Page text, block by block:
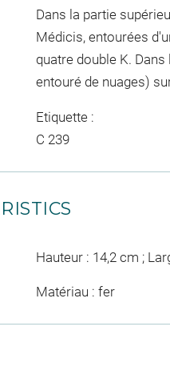
Dans la partie
Médicis, entourées
quatre double K.
entouré de nuages)
Etiquette :
C 239
Hauteur : 14,2 cm ;
Matériau : fer